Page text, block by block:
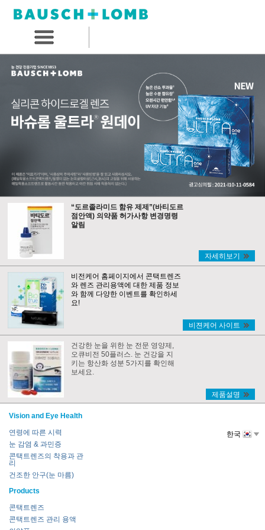
“도르졸라미드 함유 제제”(바티도르
점안액) 의약품 허가사항 변경명령
알림
자세히보기
비전케어 홈페이지에서 콘택트렌즈
와 렌즈 관리용액에 대한 제품 정보
와 함께 다양한 이벤트를 확인하세
요!
비젼케어 사이트
건강한 눈을 위한 눈 전문 영양제,
오큐비전 50플러스. 눈 건강을 지
키는 항산화 성분 5가지를 확인해
보세요.
제품설명
Vision and Eye Health
연령에 따른 시력
눈 감염 & 과민증
콘택트렌즈의 착용과 관
리
건조한 안구(눈 마름)
Products
콘택트렌즈
콘택트렌즈 관리 용액
한국